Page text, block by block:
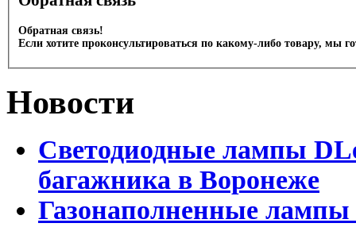
Обратная связь!
Если хотите проконсультироваться по какому-либо товару, мы
Новости
Светодиодные лампы
багажника в Воронеже
Газонаполненные